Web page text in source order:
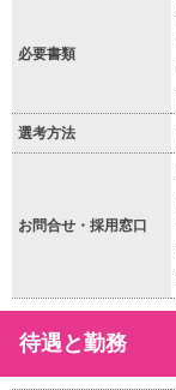
必要書類
選考方法
お問合せ・採用窓口
待遇と勤務